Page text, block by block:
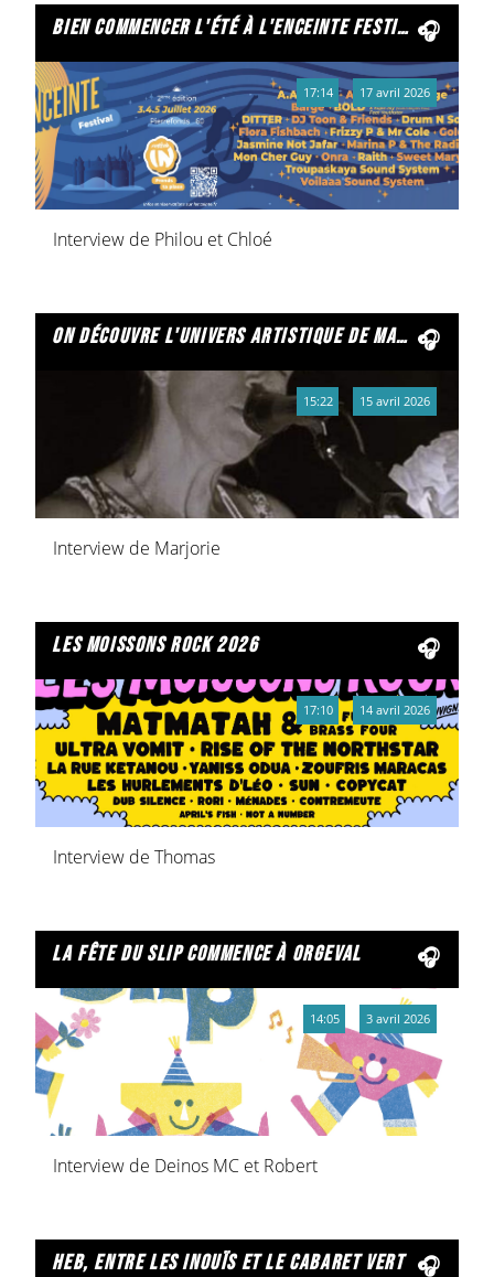
bien commencer l'été à l'enceinte festival
Interview de Philou et Chloé
17:14 17 avril 2026
on découvre l'univers artistique de malamaliss
Interview de Marjorie
15:22 15 avril 2026
les moissons rock 2026
Interview de Thomas
17:10 14 avril 2026
la fête du slip commence à orgeval
Interview de Deinos MC et Robert
14:05 3 avril 2026
heb, entre les inouïs et le cabaret vert